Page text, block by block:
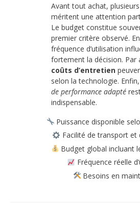
Avant tout achat,
méritent une attention
Le budget constitue
premier critère observé.
fréquence d’utilisation
fortement la décision. Par
coûts d’entretien
selon la technologie.
de performance adapté
indispensable.
Puissance disponible
Facilité de transport et
Budget global incluant
Fréquence réelle
Besoins en